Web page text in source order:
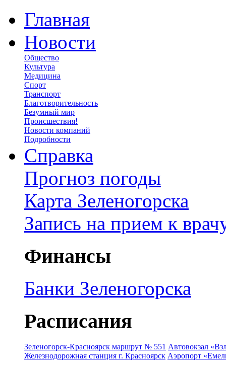
Главная
Новости
Общество
Культура
Медицина
Спорт
Транспорт
Благотворительность
Безумный мир
Происшествия!
Новости компаний
Подробности
Справка
Прогноз погоды
Карта Зеленогорска
Запись на прием к
Финансы
Банки Зеленогорска
Расписания
Зеленогорск-Красноярск маршрут № 551 Автовокзал
Железнодорожная станция г. Красноярск Аэропорт